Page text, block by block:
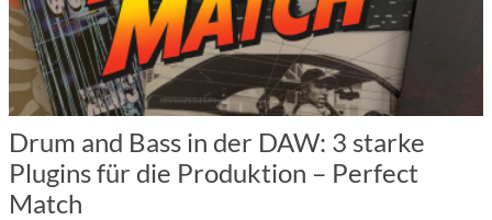
Drum and Bass in der DAW: 3 starke
Plugins für die Produktion ­– Perfect
Match